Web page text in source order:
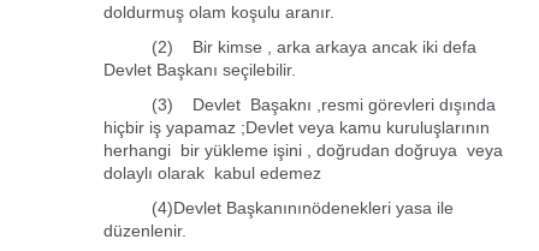
doldurmuş olam koşulu aranır.
(2) Bir kimse , arka arkaya ancak iki defa
Devlet Başkanı seçilebilir.
(3) Devlet Başaknı ,resmi görevleri dışında
hiçbir iş yapamaz ;Devlet veya kamu kuruluşlarının
herhangi bir yükleme işini , doğrudan doğruya veya
dolaylı olarak kabul edemez
(4)Devlet Başkanınınödenekleri yasa ile
düzenlenir.